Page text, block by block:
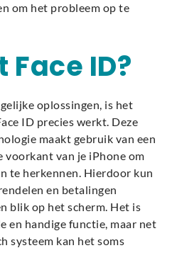
om het probleem op te
Face ID?
oplossingen, is het
ID precies werkt. Deze
maakt gebruik van een
voorkant van je iPhone om
te herkennen. Hierdoor kun
en betalingen
blik op het scherm. Het is
en handige functie, maar net
systeem kan het soms